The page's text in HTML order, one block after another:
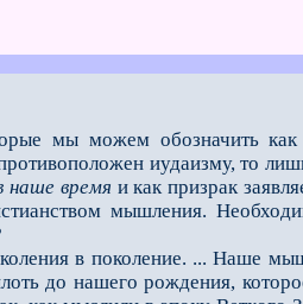
мы можем обозначить как
иудаизму, то
наше время и как призрак
мышления.
в поколение. ... Наше
до нашего рождения,